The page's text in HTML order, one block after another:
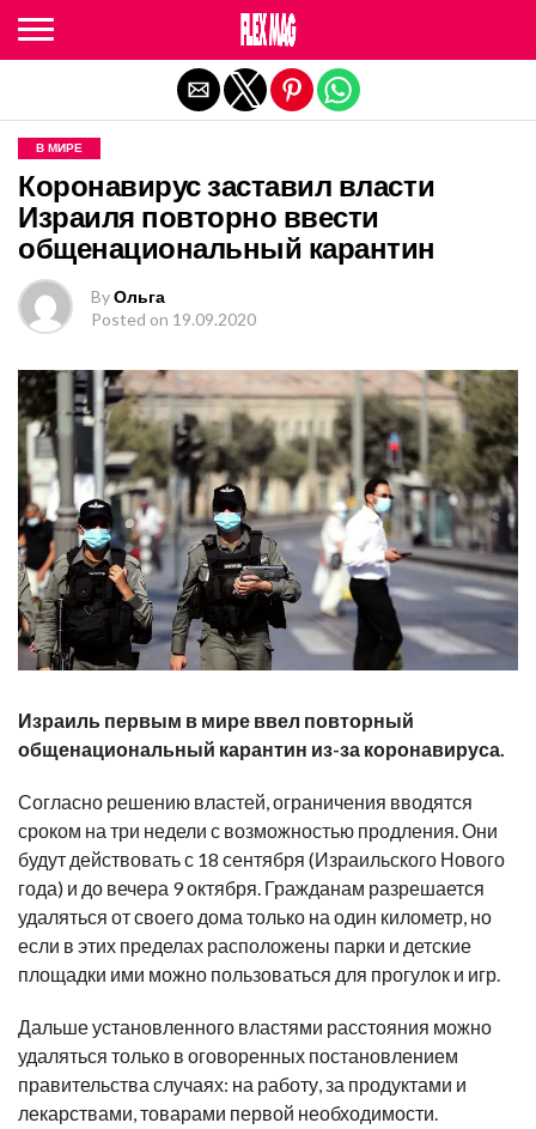
В МИРЕ
Коронавирус заставил власти
Израиля повторно ввести
общенациональный карантин
ByОльга
Posted on 19.09.2020
Израиль первым в мире ввел повторный
общенациональный карантин из-за коронавируса.
Согласно решению властей, ограничения вводятся
сроком на три недели с возможностью продления. Они
будут действовать с 18 сентября (Израильского Нового
года) и до вечера 9 октября. Гражданам разрешается
удаляться от своего дома только на один километр, но
если в этих пределах расположены парки и детские
площадки ими можно пользоваться для прогулок и игр.
Дальше установленного властями расстояния можно
удаляться только в оговоренных постановлением
правительства случаях: на работу, за продуктами и
лекарствами, товарами первой необходимости.
Exit mobile version